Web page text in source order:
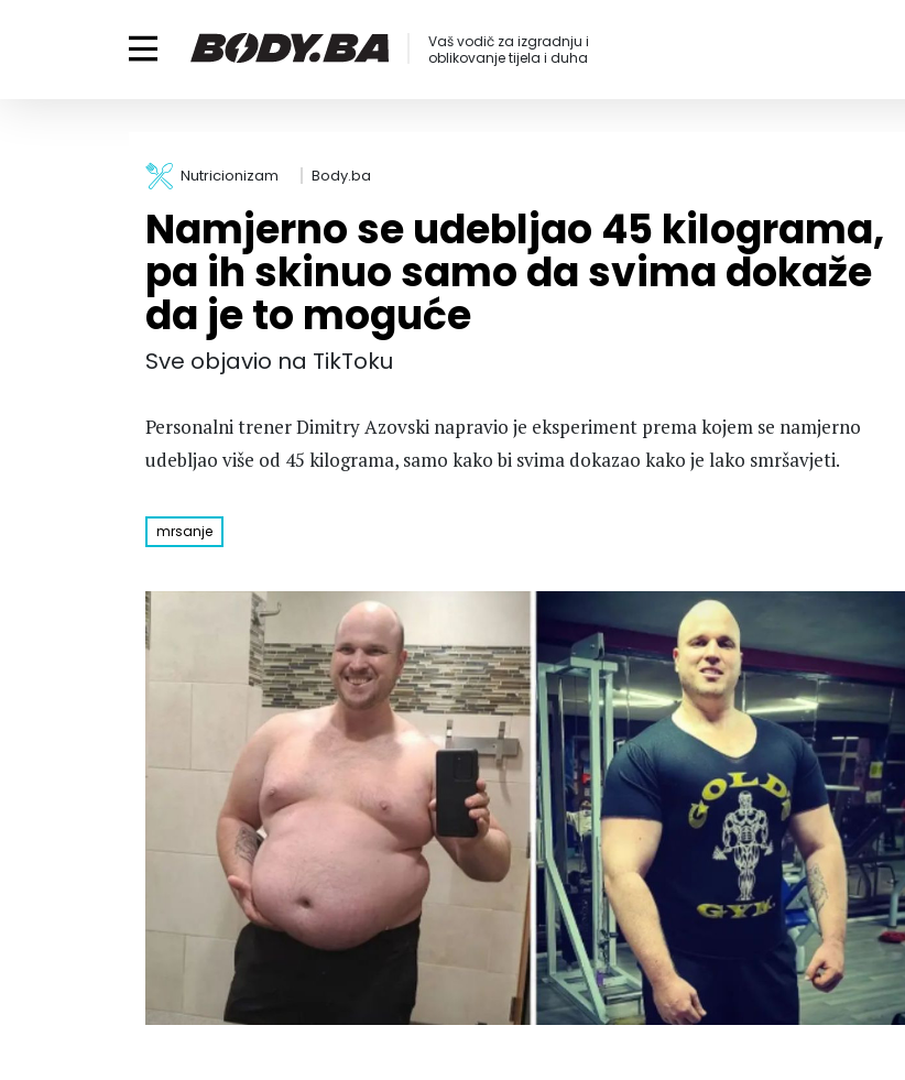
Vaš vodič za izgradnju i
oblikovanje tijela i duha
Nutricionizam Body.ba
Namjerno se udebljao 45 kilograma,
pa ih skinuo samo da svima dokaže
da je to moguće
Sve objavio na TikToku
Personalni trener Dimitry Azovski napravio je eksperiment prema kojem se namjerno
udebljao više od 45 kilograma, samo kako bi svima dokazao kako je lako smršavjeti.
mrsanje